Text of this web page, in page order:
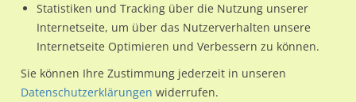
Nutze günstige Werbemöglichkeiten am Standort Landstr
19/Wittgesgasse nhim Ortsteil Hemmerden)in
Grevenbroich, Stadt.
Wir erheben für jede unserer Werbeflächen individuelle und
Statistiken und Tracking über die Nutzung unserer
Internetseite, um über das Nutzerverhalten unsere
Internetseite Optimieren und Verbessern zu können.
Sie können Ihre Zustimmung jederzeit in unseren
Datenschutzerklärungen widerrufen.